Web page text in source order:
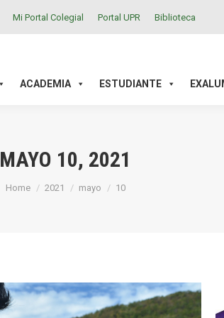
Mi Portal Colegial Portal UPR Biblioteca
ACADEMIA ESTUDIANTE
MAYO 10, 2021
You are here:
Home 2021 mayo 10